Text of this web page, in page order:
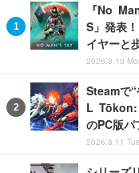
『No
S」発表
イヤーと
2026.8.10
Steamで“
L
のPC版パ
2026.8.11